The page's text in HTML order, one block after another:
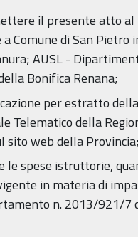
il presente atto
Comune di San Pietro
AUSL -
Bonifica Renana;
per estratto
Telematico della
sito web della
le spese istruttorie,
in materia di
n. 2013/921/7